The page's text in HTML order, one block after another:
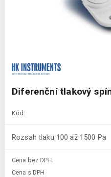
Diferenční tlakový
Kód:
Rozsah tlaku 100 až 1500 Pa
Cena bez DPH
Cena s DPH